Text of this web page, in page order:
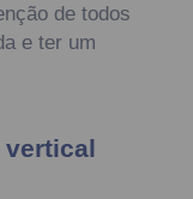
de todos
e ter um
vertical